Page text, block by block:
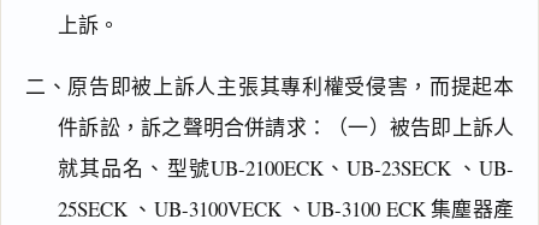
上訴。
二、原告即被上訴人主張其專利權受侵害，而提起本
件訴訟，訴之聲明合併請求：（一）被告即上訴人
就其品名、型號UB-2100ECK、UB-23SECK 、UB-
25SECK 、UB-3100VECK 、UB-3100 ECK 集塵器產